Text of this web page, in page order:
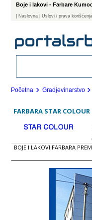
Boje i lakovi - Farbare
Naslovna | Uslovi i prava korišćenja
Početna Gradjevinarstvo
FARBARA STAR COLOUR
BOJE I LAKOVI FARBARA